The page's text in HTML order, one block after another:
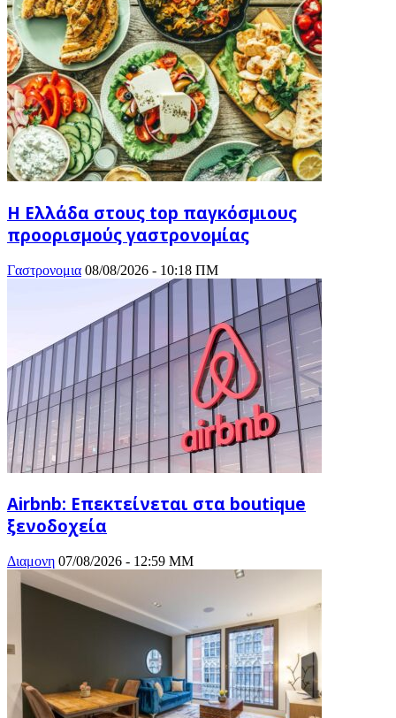
Η Ελλάδα στους top παγκόσμιους
προορισμούς γαστρονομίας
Γαστρονομια 08/08/2026 - 10:18 ΠΜ
Airbnb: Επεκτείνεται στα boutique
ξενοδοχεία
Διαμονη 07/08/2026 - 12:59 ΜΜ